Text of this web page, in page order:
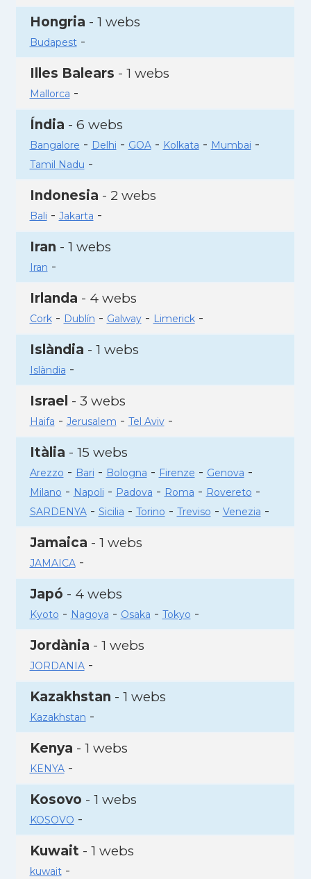
Hongria - 1 webs
Budapest-
Illes Balears - 1 webs
Mallorca -
Índia - 6 webs
Bangalore - Delhi - GOA- Kolkata - Mumbai -
Tamil Nadu -
Indonesia - 2 webs
Bali - Jakarta -
Iran - 1 webs
Iran -
Irlanda - 4 webs
Cork- Dublín - Galway- Limerick-
Islàndia - 1 webs
Islàndia -
Israel - 3 webs
Haifa - Jerusalem - Tel Aviv-
Itàlia - 15 webs
Arezzo - Bari - Bologna - Firenze - Genova -
Milano - Napoli - Padova - Roma - Rovereto -
SARDENYA- Sicilia - Torino - Treviso - Venezia -
Jamaica - 1 webs
JAMAICA-
Japó - 4 webs
Kyoto - Nagoya - Osaka - Tokyo -
Jordània - 1 webs
JORDANIA-
Kazakhstan - 1 webs
Kazakhstan -
Kenya - 1 webs
KENYA-
Kosovo - 1 webs
KOSOVO -
Kuwait - 1 webs
kuwait-